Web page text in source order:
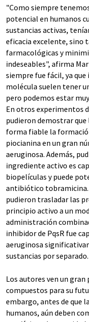
"Como siempre
potencial en humanos
sustancias activas,
eficacia excelente, sino
farmacológicas y
indeseables", afirma
siempre fue fácil, ya
molécula suelen tener
pero podemos estar
En otros experimentos
pudieron demostrar
forma fiable la
piocianina en un gran
aeruginosa. Además,
ingrediente activo es
biopelículas y puede
antibiótico
pudieron trasladar las
principio activo a un
administración
inhibidor de PqsR fue
aeruginosa
sustancias por separado.
Los autores ven un gran
compuestos para su
embargo, antes de que
humanos, aún deben